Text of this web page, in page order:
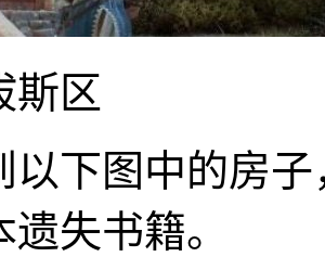
斯区
以下图中的房
失书籍。